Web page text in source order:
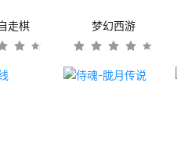
走棋 梦幻西游